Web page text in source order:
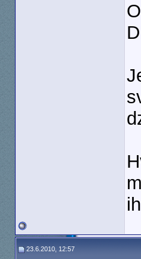
23.6.2010, 12:57